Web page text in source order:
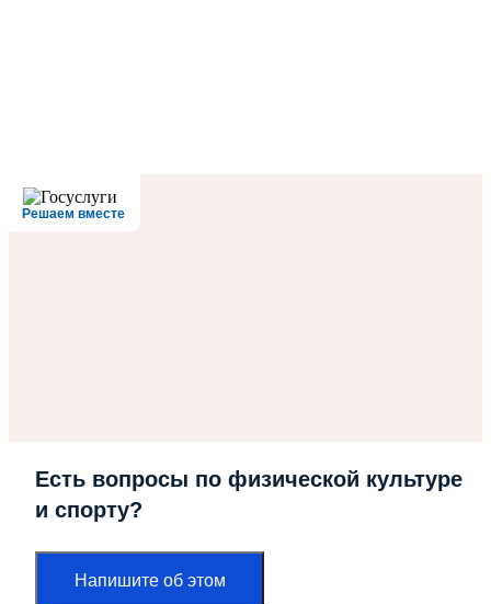
Решаем вместе
Есть вопросы по физической культуре
и спорту?
Напишите об этом